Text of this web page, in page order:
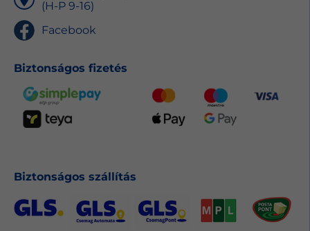
(H-P 9-16)
Facebook
Biztonságos fizetés
Biztonságos szállítás